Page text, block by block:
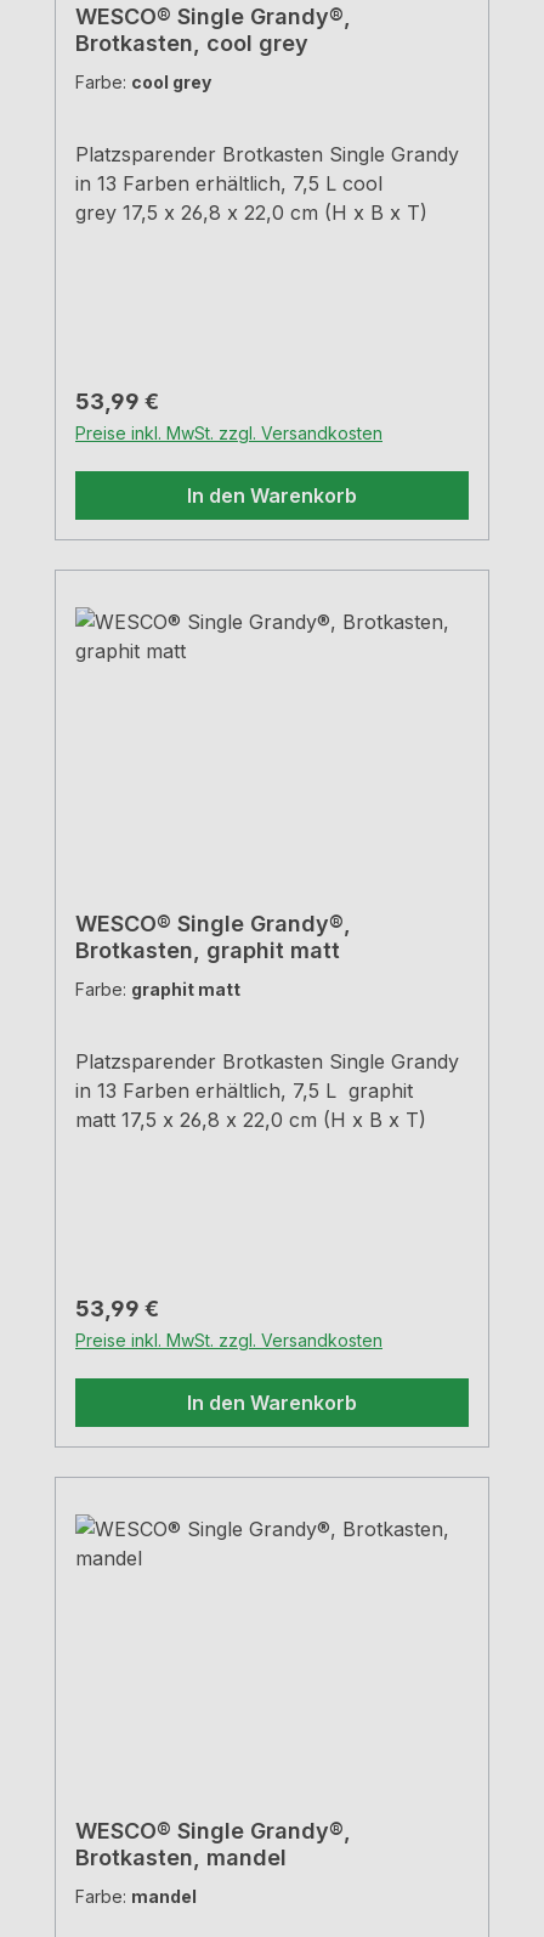
WESCO® Single Grandy®,
Brotkasten, cool grey
Farbe: cool grey
Platzsparender Brotkasten Single Grandy
in 13 Farben erhältlich, 7,5 L cool
grey 17,5 x 26,8 x 22,0 cm (H x B x T)
Regulärer Preis:
53,99 €
Preise inkl. MwSt. zzgl. Versandkosten
In den Warenkorb
WESCO® Single Grandy®,
Brotkasten, graphit matt
Farbe: graphit matt
Platzsparender Brotkasten Single Grandy
in 13 Farben erhältlich, 7,5 L graphit
matt 17,5 x 26,8 x 22,0 cm (H x B x T)
Regulärer Preis:
53,99 €
Preise inkl. MwSt. zzgl. Versandkosten
In den Warenkorb
WESCO® Single Grandy®,
Brotkasten, mandel
Farbe: mandel